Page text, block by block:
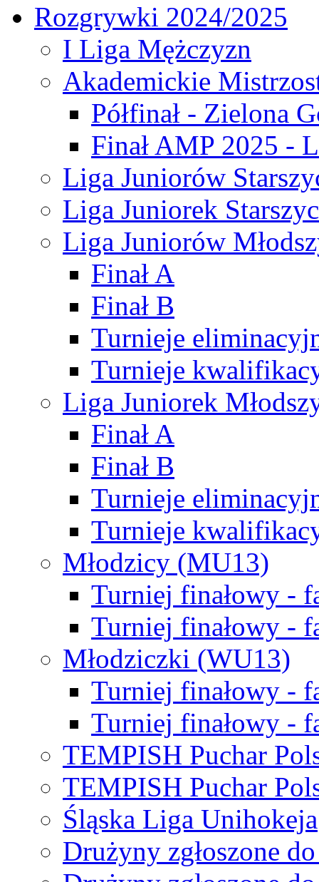
Rozgrywki 2024/2025
I Liga Mężczyzn
Akademickie
Półfinał - Zielona
Finał AMP 2025 -
Liga Juniorów
Liga Juniorek
Liga Juniorów
Finał A
Finał B
Turnieje
Turnieje
Liga Juniorek
Finał A
Finał B
Turnieje
Turnieje
Młodzicy (MU13)
Turniej finałowy -
Turniej finałowy -
Młodziczki (WU13)
Turniej finałowy -
Turniej finałowy -
TEMPISH Puchar
TEMPISH Puchar
Śląska Liga Unihokeja
Drużyny zgłoszone